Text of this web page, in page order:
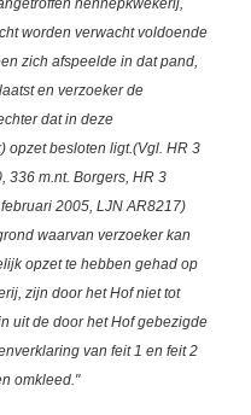
hennepkwekerij,
worden verwacht voldoende
zich afspeelde in dat pand,
en verzoeker de
dat in deze
opzet besloten ligt.(Vgl. HR 3
336 m.nt. Borgers, HR 3
2005, LJN AR8217)
waarvan verzoeker kan
opzet te hebben gehad op
zijn door het Hof niet tot
uit de door het Hof gebezigde
van feit 1 en feit 2
omkleed."